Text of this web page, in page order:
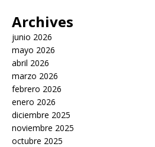
Archives
junio 2026
mayo 2026
abril 2026
marzo 2026
febrero 2026
enero 2026
diciembre 2025
noviembre 2025
octubre 2025